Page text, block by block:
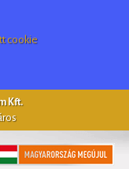
cookie
Kft.